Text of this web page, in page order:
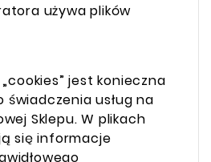
używa plików
jest konieczna
świadczenia usług na
Sklepu. W plikach
się informacje